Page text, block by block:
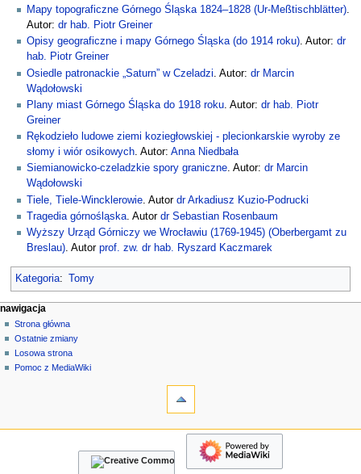
Mapy topograficzne Górnego Śląska 1824–1828 (Ur-Meßtischblätter).
Autor: dr hab. Piotr Greiner
Opisy geograficzne i mapy Górnego Śląska (do 1914 roku). Autor: dr
hab. Piotr Greiner
Osiedle patronackie „Saturn” w Czeladzi . Autor: dr Marcin
Wądołowski
Plany miast Górnego Śląska do 1918 roku. Autor: dr hab. Piotr
Greiner
Rękodzieło ludowe ziemi koziegłowskiej - plecionkarskie wyroby ze
słomy i wiór osikowych. Autor: Anna Niedbała
Siemianowicko-czeladzkie spory graniczne. Autor: dr Marcin
Wądołowski
Tiele, Tiele-Wincklerowie . Autor dr Arkadiusz Kuzio-Podrucki
Tragedia górnośląska. Autor dr Sebastian Rosenbaum
Wyższy Urząd Górniczy we Wrocławiu (1769-1945) (Oberbergamt zu
Breslau). Autor prof. zw. dr hab. Ryszard Kaczmarek
Kategoria: Tomy
M
e
n
u
i
działania na stronie
strona
dyskusja
czytaj
kod
narzędzia osobiste
zaloguj
się
nawigacja
Strona główna
Ostatnie zmiany
Losowa strona
Pomoc z MediaWiki
nawigacja